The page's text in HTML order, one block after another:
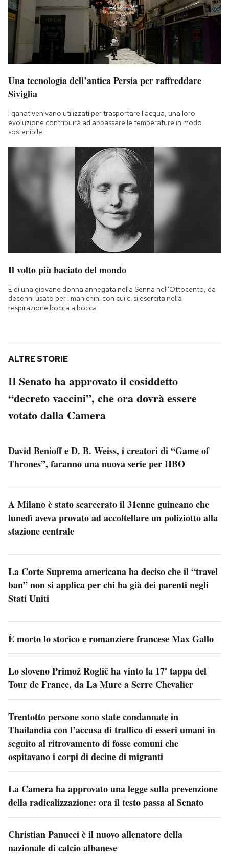
Una tecnologia dell’antica Persia per raffreddare
Siviglia
I qanat venivano utilizzati per trasportare l'acqua, una loro
evoluzione contribuirà ad abbassare le temperature in modo
sostenibile
Il volto più baciato del mondo
È di una giovane donna annegata nella Senna nell'Ottocento, da
decenni usato per i manichini con cui ci si esercita nella
respirazione bocca a bocca
ALTRE STORIE
Il Senato ha approvato il cosiddetto
“decreto vaccini”, che ora dovrà essere
votato dalla Camera
David Benioff e D. B. Weiss, i creatori di “Game of
Thrones”, faranno una nuova serie per HBO
A Milano è stato scarcerato il 31enne guineano che
lunedì aveva provato ad accoltellare un poliziotto alla
stazione centrale
La Corte Suprema americana ha deciso che il “travel
ban” non si applica per chi ha già dei parenti negli
Stati Uniti
È morto lo storico e romanziere francese Max Gallo
Lo sloveno Primož Roglič ha vinto la 17ª tappa del
Tour de France, da La Mure a Serre Chevalier
Trentotto persone sono state condannate in
Thailandia con l’accusa di traffico di esseri umani in
seguito al ritrovamento di fosse comuni che
ospitavano i corpi di decine di migranti
La Camera ha approvato una legge sulla prevenzione
della radicalizzazione: ora il testo passa al Senato
Christian Panucci è il nuovo allenatore della
nazionale di calcio albanese